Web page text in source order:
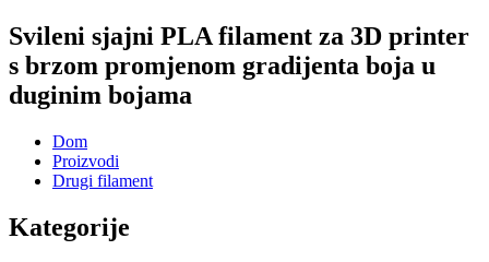
Svileni sjajni PLA filament za 3D printer
s brzom promjenom gradijenta boja u
duginim bojama
Dom
Proizvodi
Drugi filament
Kategorije